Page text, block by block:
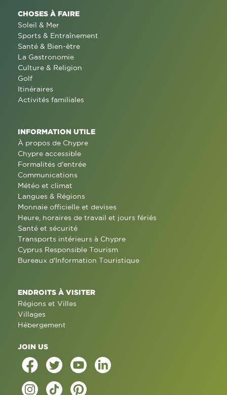
CHOSES À FAIRE
Soleil & Mer
Sports & Entraînement
Santé & Bien-être
La Gastronomie
Culture & Religion
Golf
Itinéraires
Activités familiales
INFORMATION UTILE
À propos de Chypre
Chypre accessible
Formalités d'entrée
Communications
Météo et climat
Langues & Régions
Monnaie officielle et devises
Heure, horaires de travail et jours fériés
Santé et sécurité
Transports intérieurs à Chypre
Cyprus Responsible Tourism
Bureaux d'Information Touristique
ENDROITS À VISITER
Régions et Villes
Villages
Hébergement
JOIN US